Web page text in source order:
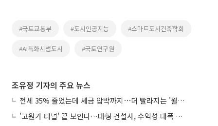
#국토교통부 #도시인공지능 #스마트도시건축학회
#AI특화시범도시 #국토연구원
조유정 기자의 주요 뉴스
전세 35% 줄었는데 세금 압박까지⋯더 빨라지는 '월세화'
'고원가 터널' 끝 보인다…대형 건설사, 수익성 대폭 개선